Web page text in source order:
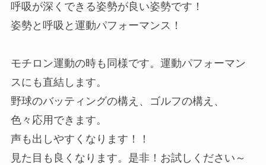
呼吸が深くできる姿勢が良い姿勢です！
姿勢と呼吸と運動パフォーマンス！
モチロン運動の時も同様です。運動パフォーマン
スにも直結します。
野球のバッティングの構え、ゴルフの構え、
色々応用できます。
声も出しやすくなります！！
見た目も良くなります。是非！お試しください～